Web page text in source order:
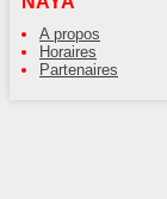
A propos
Horaires
Partenaires